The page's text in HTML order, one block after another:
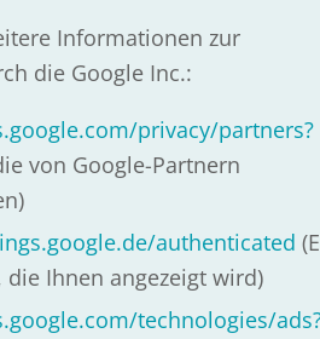
Informationen zur
die Google Inc.:
privacy/partners?
von Google-Partnern
authenticated
Ihnen angezeigt wird)
technologies/